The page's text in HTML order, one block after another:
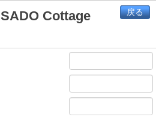
戻る
SADO Cottage